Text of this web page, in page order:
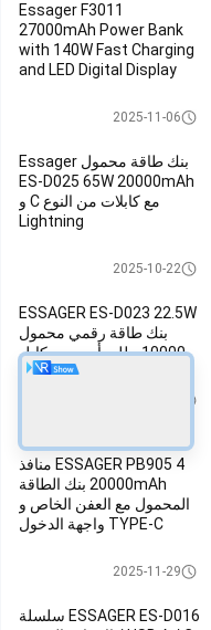
Essager F3011
27000mAh Power Bank
with 140W Fast Charging
and LED Digital Display
20000 mah Power Banks
2025-11-06
بنك طاقة محمول Essager
ES-D025 65W 20000mAh
مع كابلات من النوع C و
Lightning
20000 mah Power Banks
2025-10-22
ESSAGER ES-D023 22.5W
بنك طاقة رقمي محمول
10000 مللي أمبير مع كابل
ESSAGER PB905 4 منافذ
20000mAh بنك الطاقة
المحمول مع العفن الخاص و
TYPE-C واجهة الدخول
20000 mah Power Banks
2025-11-29
ESSAGER ES-D016 سلسلة